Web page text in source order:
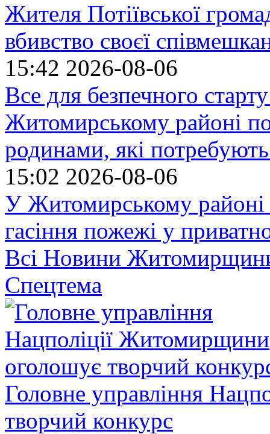
Жителя Потіївської
вбивство своєї
15:42 2026-08-06
Все для безпечного
Житомирському районі
родинами, які
15:02 2026-08-06
У Житомирському районі
гасіння пожежі у
Всі Новини
Спецтема
Головне управління
творчий конкурс